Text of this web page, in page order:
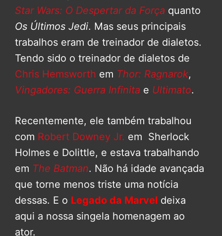
Star Wars: O Despertar da Força quanto
Os Últimos Jedi. Mas seus principais
trabalhos eram de treinador de dialetos.
Tendo sido o treinador de dialetos de
Chris Hemsworth em Thor: Ragnarok,
Vingadores: Guerra Infinita e Ultimato.
Recentemente, ele também trabalhou
com Robert Downey Jr. em Sherlock
Holmes e Dolittle, e estava trabalhando
em The Batman. Não há idade avançada
que torne menos triste uma notícia
dessas. E o Legado da Marvel deixa
aqui a nossa singela homenagem ao
ator.